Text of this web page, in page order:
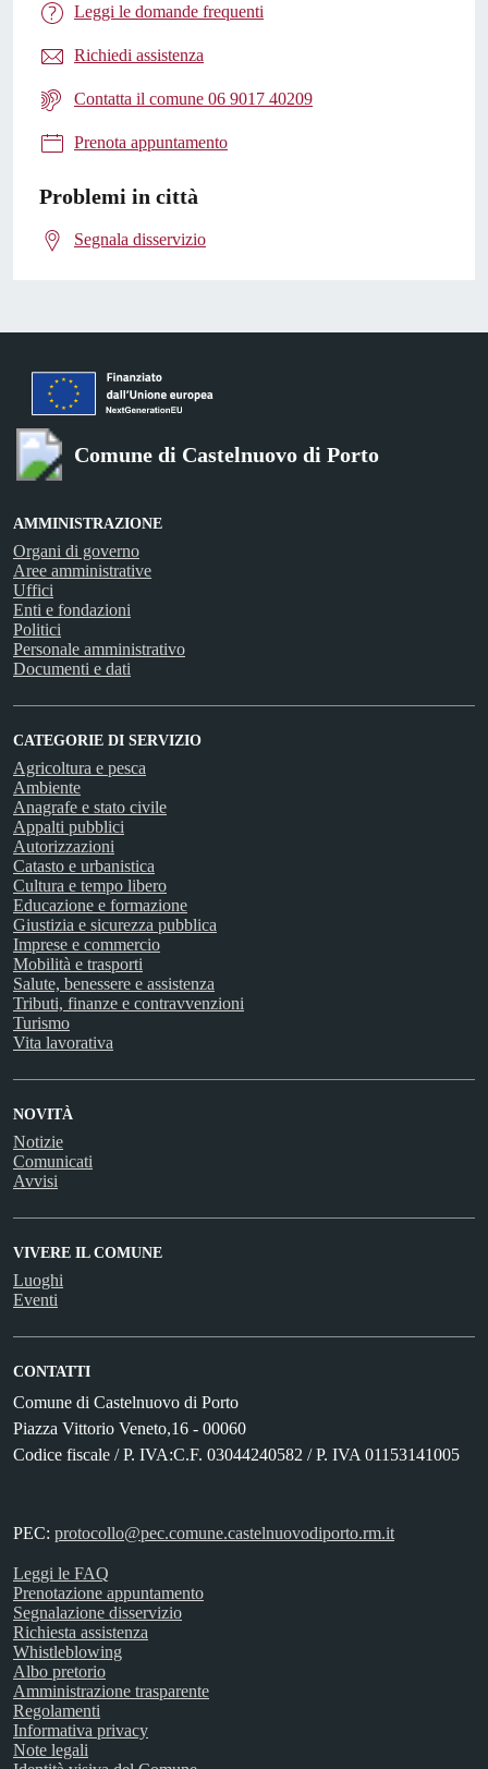
Leggi le domande frequenti
Richiedi assistenza
Contatta il comune 06 9017 40209
Prenota appuntamento
Problemi in città
Segnala disservizio
Comune di Castelnuovo di Porto
AMMINISTRAZIONE
Organi di governo
Aree amministrative
Uffici
Enti e fondazioni
Politici
Personale amministrativo
Documenti e dati
CATEGORIE DI SERVIZIO
Agricoltura e pesca
Ambiente
Anagrafe e stato civile
Appalti pubblici
Autorizzazioni
Catasto e urbanistica
Cultura e tempo libero
Educazione e formazione
Giustizia e sicurezza pubblica
Imprese e commercio
Mobilità e trasporti
Salute, benessere e assistenza
Tributi, finanze e contravvenzioni
Turismo
Vita lavorativa
NOVITÀ
Notizie
Comunicati
Avvisi
VIVERE IL COMUNE
Luoghi
Eventi
CONTATTI
Comune di Castelnuovo di Porto
Piazza Vittorio Veneto,16 - 00060
Codice fiscale / P. IVA:C.F. 03044240582 / P. IVA 01153141005
PEC: protocollo@pec.comune.castelnuovodiporto.rm.it
Leggi le FAQ
Prenotazione appuntamento
Segnalazione disservizio
Richiesta assistenza
Whistleblowing
Albo pretorio
Amministrazione trasparente
Regolamenti
Informativa privacy
Note legali